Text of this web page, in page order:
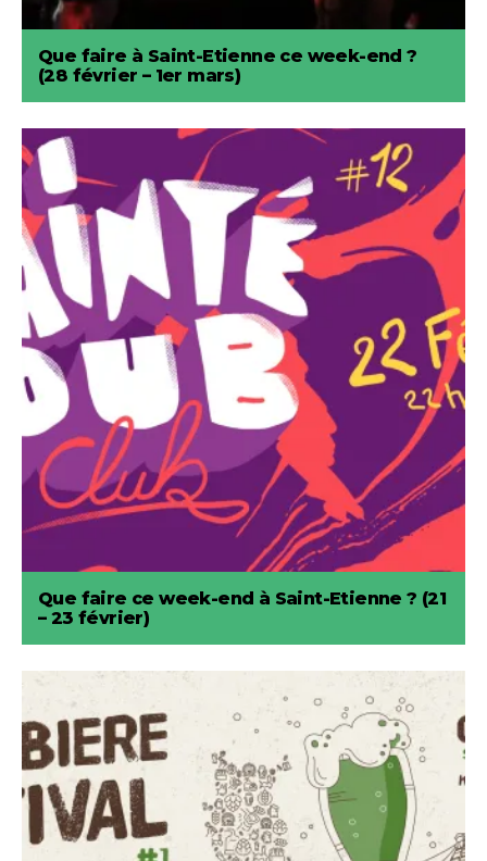
Que faire à Saint-Etienne ce week-end ?
(28 février – 1er mars)
Que faire ce week-end à Saint-Etienne ? (21
– 23 février)